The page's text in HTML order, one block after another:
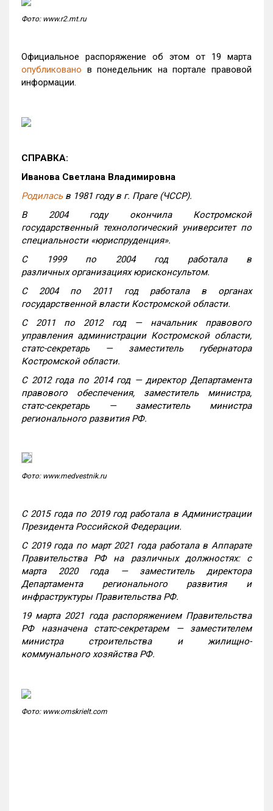
Фото: www.r2.mt.ru
Официальное распоряжение об этом от 19 марта
опубликовано в понедельник на портале правовой
информации.
СПРАВКА:
Иванова Светлана Владимировна
Родиласьв 1981 году в г. Праге (ЧССР).
В 2004 году окончила Костромской
государственный технологический университет по
специальности «юриспруденция».
С 1999 по 2004 год работала в
различных организациях юрисконсультом.
С 2004 по 2011 год работала в органах
государственной власти Костромской области.
С 2011 по 2012 год — начальник правового
управления администрации Костромской области,
статс-секретарь — заместитель губернатора
Костромской области.
С 2012 года по 2014 год — директор Департамента
правового обеспечения, заместитель министра,
статс-секретарь — заместитель министра
регионального развития РФ.
Фото: www.medvestnik.ru
С 2015 года по 2019 год работала в Администрации
Президента Российской Федерации.
С 2019 года по март 2021 года работала в Аппарате
Правительства РФ на различных должностях: с
марта 2020 года — заместитель директора
Департамента регионального развития и
инфраструктуры Правительства РФ.
19 марта 2021 года распоряжением Правительства
РФ назначена статс-секретарем — заместителем
министра строительства и жилищно-
коммунального хозяйства РФ.
Фото: www.omskrielt.com